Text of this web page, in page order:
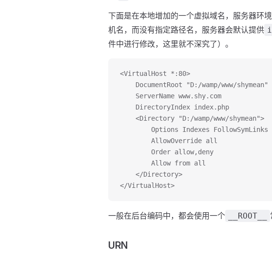
下面是在本地增加的一个虚拟域名，服务器环
机名，而没有指定路径名，服务器会默认提供
件中进行修改，这里就不深究了）。
<VirtualHost *:80>
	DocumentRoot "D:/wamp/www/shymean"
	ServerName www.shy.com
	DirectoryIndex index.php
	<Directory "D:/wamp/www/shymean">
		Options Indexes FollowSymLinks
		AllowOverride all
		Order allow,deny
		Allow from all
	</Directory>
</VirtualHost>
一般在后台编码中，都会使用一个 __ROOT__
URN